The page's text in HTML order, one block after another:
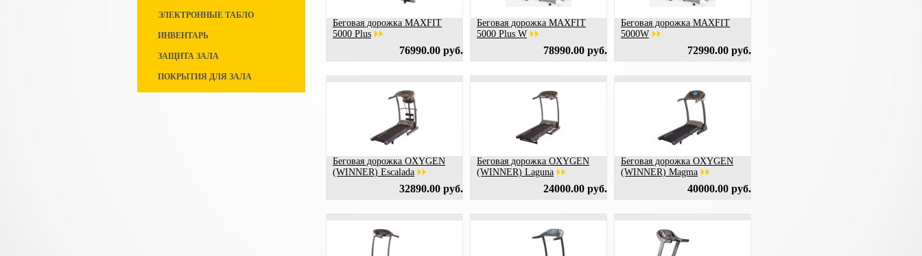
ЭЛЕКТРОННЫЕ ТАБЛО
ИНВЕНТАРЬ
ЗАЩИТА ЗАЛА
ПОКРЫТИЯ ДЛЯ ЗАЛА
Беговая дорожка MAXFIT
5000 Plus
76990.00 руб.
Беговая дорожка MAXFIT
5000 Plus W
78990.00 руб.
Беговая дорожка MAXFIT
5000W
72990.00 руб.
Беговая дорожка OXYGEN
(WINNER) Escalada
32890.00 руб.
Беговая дорожка OXYGEN
(WINNER) Laguna
24000.00 руб.
Беговая дорожка OXYGEN
(WINNER) Magma
40000.00 руб.